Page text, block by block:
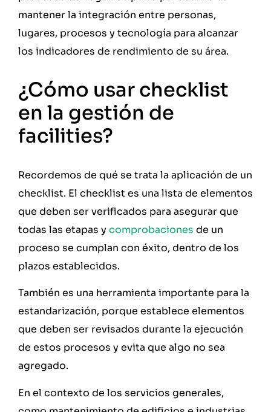
mantener la integración entre personas,
lugares, procesos y tecnología para alcanzar
los indicadores de rendimiento de su área.
¿Cómo usar checklist
en la gestión de
facilities?
Recordemos de qué se trata la aplicación de un
checklist. El checklist es una lista de elementos
que deben ser verificados para asegurar que
todas las etapas ycomprobaciones de un
proceso se cumplan con éxito, dentro de los
plazos establecidos.
También es una herramienta importante para la
estandarización, porque establece elementos
que deben ser revisados durante la ejecución
de estos procesos y evita que algo no sea
agregado.
En el contexto de los servicios generales,